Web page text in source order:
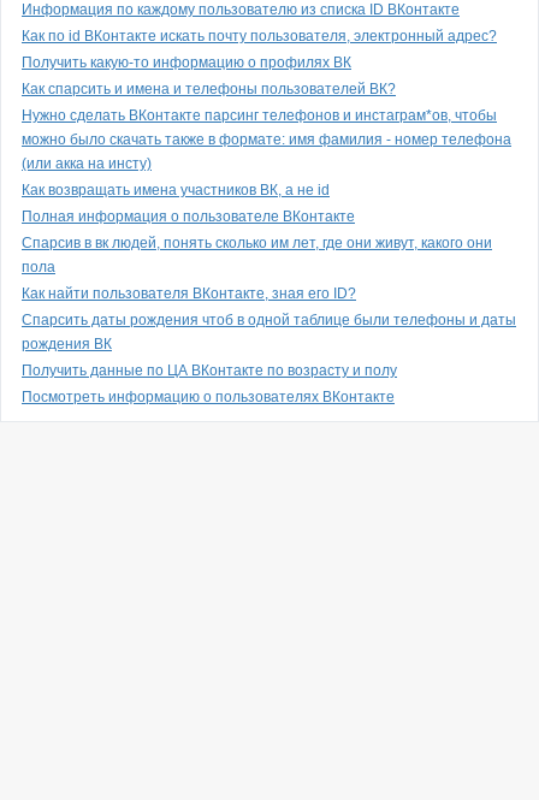
Информация по каждому пользователю из списка ID ВКонтакте
Как по id ВКонтакте искать почту пользователя, электронный адрес?
Получить какую-то информацию о профилях ВК
Как спарсить и имена и телефоны пользователей ВК?
Нужно сделать ВКонтакте парсинг телефонов и инстаграм*ов, чтобы
можно было скачать также в формате: имя фамилия - номер телефона
(или акка на инсту)
Как возвращать имена участников ВК, а не id
Полная информация о пользователе ВКонтакте
Спарсив в вк людей, понять сколько им лет, где они живут, какого они
пола
Как найти пользователя ВКонтакте, зная его ID?
Спарсить даты рождения чтоб в одной таблице были телефоны и даты
рождения ВК
Получить данные по ЦА ВКонтакте по возрасту и полу
Посмотреть информацию о пользователях ВКонтакте